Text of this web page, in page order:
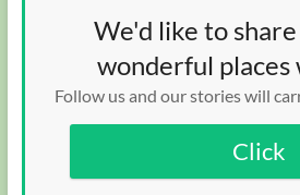
We'd like to
wonderful places
Follow us and our stories will
Click